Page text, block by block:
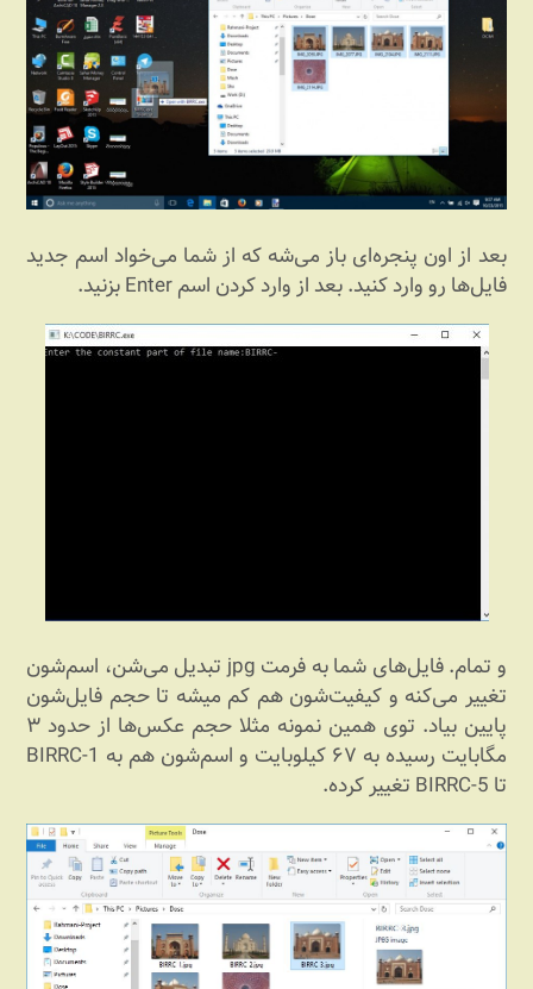
بعد از اون پنجره‌ای باز می‌شه که از شما می‌خواد اسم جدید
فایل‌ها رو وارد کنید. بعد از وارد کردن اسم Enter بزنید.
و تمام. فایل‌های شما به فرمت jpg تبدیل می‌شن، اسم‌شون
تغییر می‌کنه و کیفیت‌شون هم کم میشه تا حجم فایل‌شون
پایین بیاد. توی همین نمونه مثلا حجم عکس‌ها از حدود ۳
مگابایت رسیده به ۶۷ کیلوبایت و اسم‌شون هم به BIRRC-1
تا BIRRC-5 تغییر کرده.